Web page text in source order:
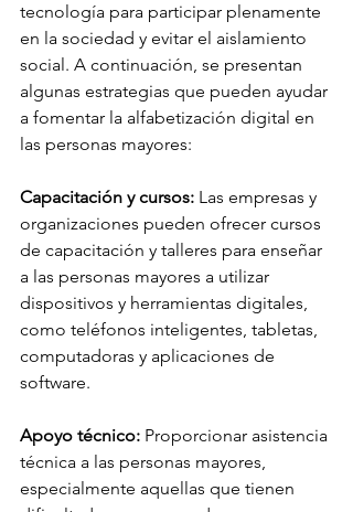
tecnología para participar plenamente
en la sociedad y evitar el aislamiento
social. A continuación, se presentan
algunas estrategias que pueden ayudar
a fomentar la alfabetización digital en
las personas mayores:
Capacitación y cursos: Las empresas y
organizaciones pueden ofrecer cursos
de capacitación y talleres para enseñar
a las personas mayores a utilizar
dispositivos y herramientas digitales,
como teléfonos inteligentes, tabletas,
computadoras y aplicaciones de
software.
Apoyo técnico: Proporcionar asistencia
técnica a las personas mayores,
especialmente aquellas que tienen